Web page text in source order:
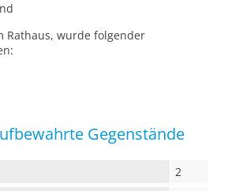
Rathaus, wurde folgender
Gegenstände
2